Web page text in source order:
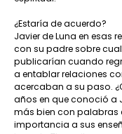
¿Estaría de acuerdo?
Javier de Luna en esas
con su padre sobre
publicarían cuando
a entablar relaciones
acercaban a su paso.
años en que conoció a
más bien con palabras
importancia a sus